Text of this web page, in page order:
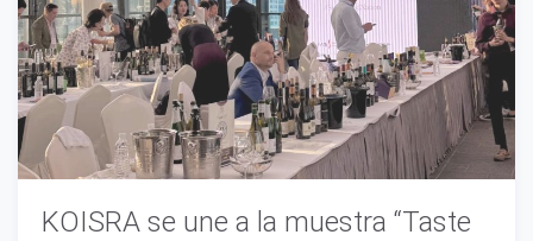
KOISRA se une a la muestra “Taste